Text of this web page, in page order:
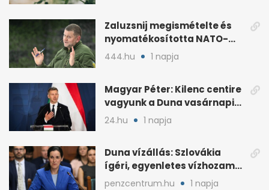
Zaluzsnij megismételte és
nyomatékosította NATO-
kritikáját
444.hu 1 napja
Magyar Péter: Kilenc centire
vagyunk a Duna vasárnapi
mélypontjától
24.hu 1 napja
Duna vízállás: Szlovákia
ígéri, egyenletes vízhozam
jön Magyarországra
penzcentrum.hu 1 napja